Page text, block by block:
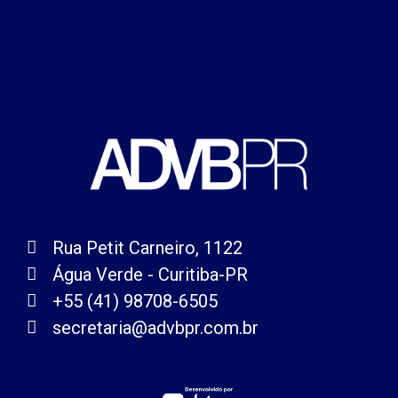
Rua Petit Carneiro, 1122
Água Verde - Curitiba-PR
+55 (41) 98708-6505
secretaria@advbpr.com.br